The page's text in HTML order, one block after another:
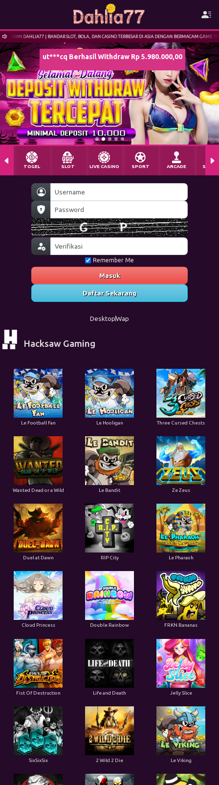
BOLA, DAN CASINO TERBESAR DI ASIA DENGAN BERMACAM GAME TERBAIK DENGAN SERVER
Remember Me
Masuk
Daftar Sekarang
TOGEL SLOT LIVE CASINO SPORT ARCADE
DesktopWap
Hacksaw Gaming
Le Football Fan Le Hooligan Three Cursed Chests
Wanted Dead or a Wild Le Bandit Ze Zeus
Duel at Dawn RIP City Le Pharaoh
Cloud Princess Double Rainbow FRKN Bananas
Fist Of Destruction Life and Death Jelly Slice
SixSixSix 2 Wild 2 Die Le Viking
ut***cq Berhasil Withdraw Rp 5.980.000,00